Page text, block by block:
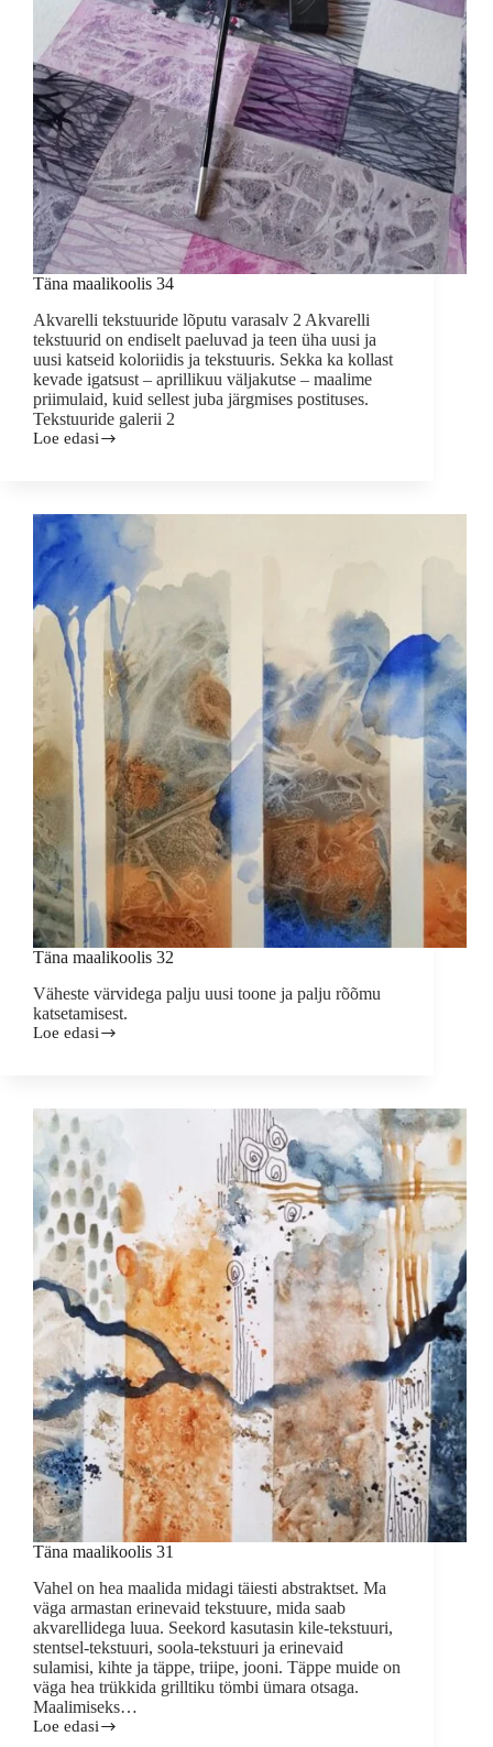
Täna maalikoolis 34
Akvarelli tekstuuride lõputu varasalv 2 Akvarelli
tekstuurid on endiselt paeluvad ja teen üha uusi ja
uusi katseid koloriidis ja tekstuuris. Sekka ka kollast
kevade igatsust – aprillikuu väljakutse – maalime
priimulaid, kuid sellest juba järgmises postituses.
Tekstuuride galerii 2
Loe edasi
Täna
Täna maalikoolis 32
Väheste värvidega palju uusi toone ja palju rõõmu
katsetamisest.
Loe edasi
Täna
Täna maalikoolis 31
Vahel on hea maalida midagi täiesti abstraktset. Ma
väga armastan erinevaid tekstuure, mida saab
akvarellidega luua. Seekord kasutasin kile-tekstuuri,
stentsel-tekstuuri, soola-tekstuuri ja erinevaid
sulamisi, kihte ja täppe, triipe, jooni. Täppe muide on
väga hea trükkida grilltiku tömbi ümara otsaga.
Maalimiseks…
Loe edasi
Täna